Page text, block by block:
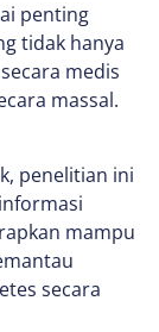
penting
tidak hanya
medis
massal.
penelitian ini
mampu
secara